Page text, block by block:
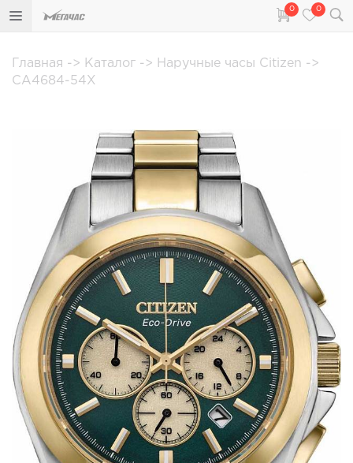
0 0
Главная -> Каталог -> Наручные часы Citizen ->
CA4684-54X